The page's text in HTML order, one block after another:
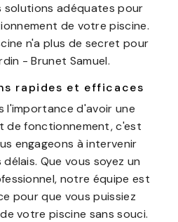
solutions adéquates pour
de votre piscine.
n'a plus de secret pour
- Brunet Samuel.
rapides et efficaces
l'importance d'avoir une
de fonctionnement, c'est
engageons à intervenir
Que vous soyez un
notre équipe est
pour que vous puissiez
votre piscine sans souci.